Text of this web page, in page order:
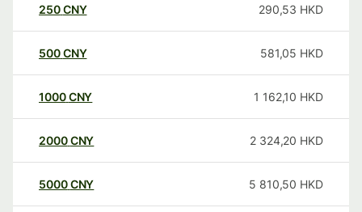
250CNY 290,53 HKD
500CNY 581,05 HKD
1000CNY 1 162,10 HKD
2000CNY 2 324,20 HKD
5000CNY 5 810,50 HKD